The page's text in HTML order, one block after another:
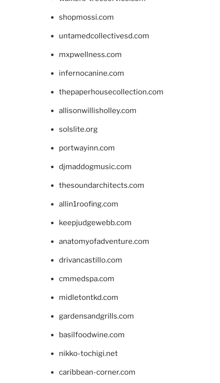
shopmossi.com
untamedcollectivesd.com
mxpwellness.com
infernocanine.com
thepaperhousecollection.com
allisonwillisholley.com
solslite.org
portwayinn.com
djmaddogmusic.com
thesoundarchitects.com
allin1roofing.com
keepjudgewebb.com
anatomyofadventure.com
drivancastillo.com
cmmedspa.com
midletontkd.com
gardensandgrills.com
basilfoodwine.com
nikko-tochigi.net
caribbean-corner.com